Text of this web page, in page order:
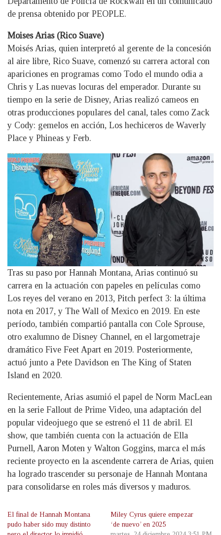
de prensa obtenido por PEOPLE.
Moises Arias (Rico Suave)
Moisés Arias, quien interpretó al gerente de la concesión
al aire libre, Rico Suave, comenzó su carrera actoral con
apariciones en programas como Todo el mundo odia a
Chris y Las nuevas locuras del emperador. Durante su
tiempo en la serie de Disney, Arias realizó cameos en
otras producciones populares del canal, tales como Zack
y Cody: gemelos en acción, Los hechiceros de Waverly
Place y Phineas y Ferb.
Tras su paso por Hannah Montana, Arias continuó su
carrera en la actuación con papeles en películas como
Los reyes del verano en 2013, Pitch perfect 3: la última
nota en 2017, y The Wall of Mexico en 2019. En este
período, también compartió pantalla con Cole Sprouse,
otro exalumno de Disney Channel, en el largometraje
dramático Five Feet Apart en 2019. Posteriormente,
actuó junto a Pete Davidson en The King of Staten
Island en 2020.
Recientemente, Arias asumió el papel de Norm MacLean
en la serie Fallout de Prime Video, una adaptación del
popular videojuego que se estrenó el 11 de abril. El
show, que también cuenta con la actuación de Ella
Purnell, Aaron Moten y Walton Goggins, marca el más
reciente proyecto en la ascendente carrera de Arias, quien
ha logrado trascender su personaje de Hannah Montana
para consolidarse en roles más diversos y maduros.
El final de Hannah Montana
pudo haber sido muy distinto
Miley Cyrus quiere empezar
‘de nuevo’ en 2025